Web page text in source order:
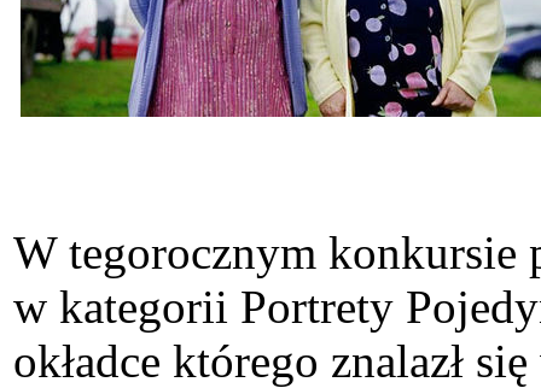
W tegorocznym konkursie
w kategorii Portrety
okładce którego znalazł